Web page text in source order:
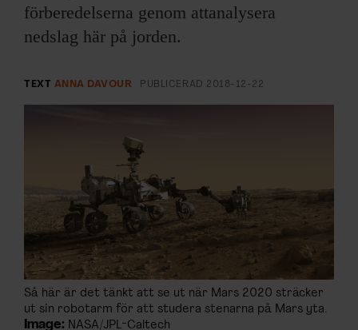
LYSSNA/PODD
SHOP
KONTAKTA F&F
SKRIV I F&F
PRENUMERERA PÅ F&F
ANNONSERA I F&F
OM F&F
förberedelserna genom attanalysera
nedslag här på jorden.
TEXT ANNA DAVOUR PUBLICERAD 2018-12-22
Så här är det tänkt att se ut när Mars 2020 sträcker
ut sin robotarm för att studera stenarna på Mars yta.
Image: NASA/JPL-Caltech